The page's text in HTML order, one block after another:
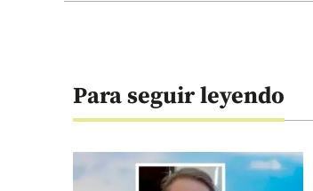
Para seguir leyendo